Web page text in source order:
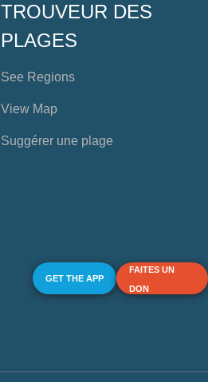
TROUVEUR DES
PLAGES
See Regions
View Map
Suggérer une plage
GET THE APP
FAITES UN
DON